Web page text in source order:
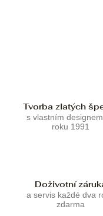
Tvorba zlatých
s vlastním
roku 1991
Doživotní
a servis každé dva
zdarma